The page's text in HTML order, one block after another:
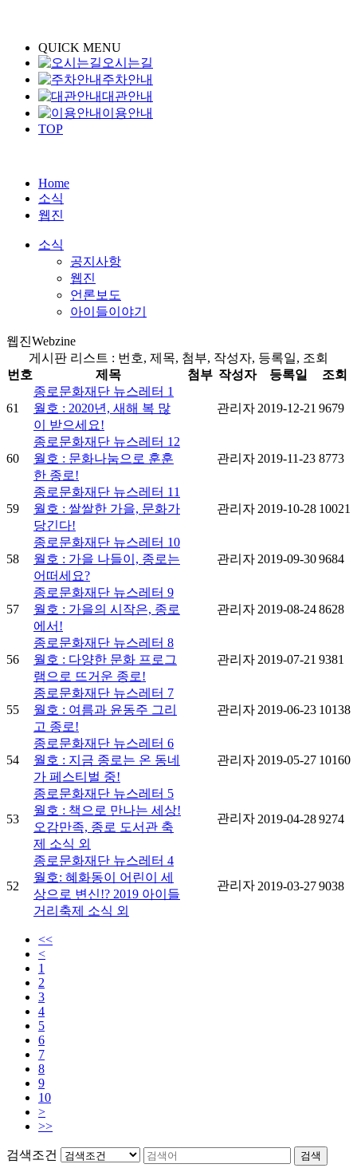
QUICK MENU
오시는길
주차안내
대관안내
이용안내
TOP
Home
소식
웹진
소식
공지사항
웹진
언론보도
아이들이야기
웹진Webzine
게시판 리스트 : 번호, 제목, 첨부, 작성자, 등록일, 조회
번호
제목 첨부 작성자 등록일 조회
61
종로문화재단 뉴스레터 1
월호 : 2020년, 새해 복 많
이 받으세요!
관리자 2019-12-21 9679
60
종로문화재단 뉴스레터 12
월호 : 문화나눔으로 훈훈
한 종로!
관리자 2019-11-23 8773
59
종로문화재단 뉴스레터 11
월호 : 쌀쌀한 가을, 문화가
당긴다!
관리자 2019-10-28 10021
58
종로문화재단 뉴스레터 10
월호 : 가을 나들이, 종로는
어떠세요?
관리자 2019-09-309684
57
종로문화재단 뉴스레터 9
월호 : 가을의 시작은, 종로
에서!
관리자 2019-08-248628
56
종로문화재단 뉴스레터 8
월호 : 다양한 문화 프로그
램으로 뜨거운 종로!
관리자 2019-07-21 9381
55
종로문화재단 뉴스레터 7
월호 : 여름과 윤동주 그리
고 종로!
관리자 2019-06-23 10138
54
종로문화재단 뉴스레터 6
월호 : 지금 종로는 온 동네
가 페스티벌 중!
관리자 2019-05-27 10160
53
종로문화재단 뉴스레터 5
월호 : 책으로 만나는 세상!
오감만족, 종로 도서관 축
제 소식 외
관리자 2019-04-289274
52
종로문화재단 뉴스레터 4
월호: 혜화동이 어린이 세
상으로 변신!? 2019 아이들
거리축제 소식 외
관리자 2019-03-279038
<<
<
1
2
3
4
5
6
7
8
9
10
>
>>
검색조건 검색